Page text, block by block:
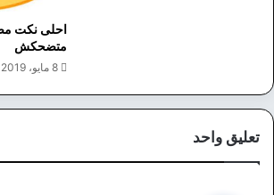
احلى نكت
متضحكش
8 مايو، 2019
تعليق واحد